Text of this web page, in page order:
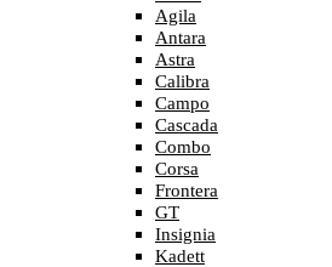
Agila
Antara
Astra
Calibra
Campo
Cascada
Combo
Corsa
Frontera
GT
Insignia
Kadett